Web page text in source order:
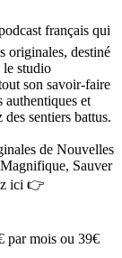
français qui
originales, destiné
le studio
son savoir-faire
authentiques et
sentiers battus.
de Nouvelles
Sauver
ici 👉
par mois ou 39€